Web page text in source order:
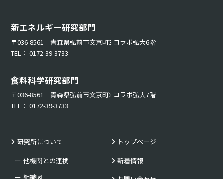
新エネルギー研究部門
〒036-8561 青森県弘前市文京町3 コラボ弘大6階
TEL： 0172-39-3733
食料科学研究部門
〒036-8561 青森県弘前市文京町3 コラボ弘大7階
TEL： 0172-39-3733
研究所について
他機関との連携
組織図
トップページ
新着情報